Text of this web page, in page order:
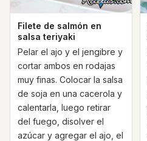
Filete de salmón en
salsa teriyaki
Pelar el ajo y el jengibre y
cortar ambos en rodajas
muy finas. Colocar la salsa
de soja en una cacerola y
calentarla, luego retirar
del fuego, disolver el
azúcar y agregar el ajo, el